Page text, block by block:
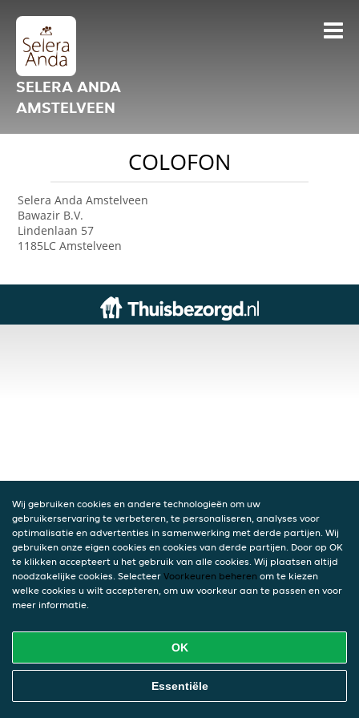
SELERA ANDA
AMSTELVEEN
COLOFON
Selera Anda Amstelveen
Bawazir B.V.
Lindenlaan 57
1185LC Amstelveen
Wij gebruiken cookies en andere technologieën om uw
gebruikerservaring te verbeteren, te personaliseren, analyses voor
optimalisatie en advertenties in samenwerking met derde partijen. Wij
gebruiken onze eigen cookies en cookies van derde partijen. Door op OK
te klikken accepteert u het gebruik van alle cookies. Wij plaatsen altijd
noodzakelijke cookies. Selecteer Voorkeuren beheren om te kiezen
welke cookies u wilt accepteren, om uw voorkeur aan te passen en voor
meer informatie.
OK
Essentiële